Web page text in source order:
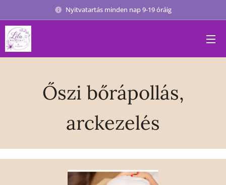
Nyitvatartás minden nap 9-19 óráig
Őszi bőrápollás,
arckezelés